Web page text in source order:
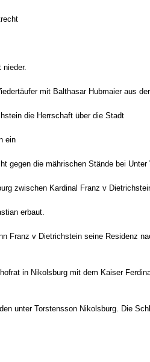
nieder.
mit Balthasar Hubmaier aus
die Herrschaft über die Stadt
ein
gegen die mährischen Stände bei Unter
zwischen Kardinal Franz v
erbaut.
Franz v Dietrichstein seine Residenz
in Nikolsburg mit dem Kaiser
unter Torstensson Nikolsburg. Die